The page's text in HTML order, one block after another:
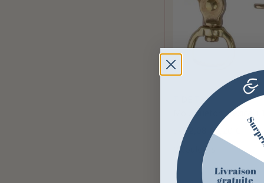
Mousqueton mexicain
dès 2,08 €3,20 €
2 couleurs